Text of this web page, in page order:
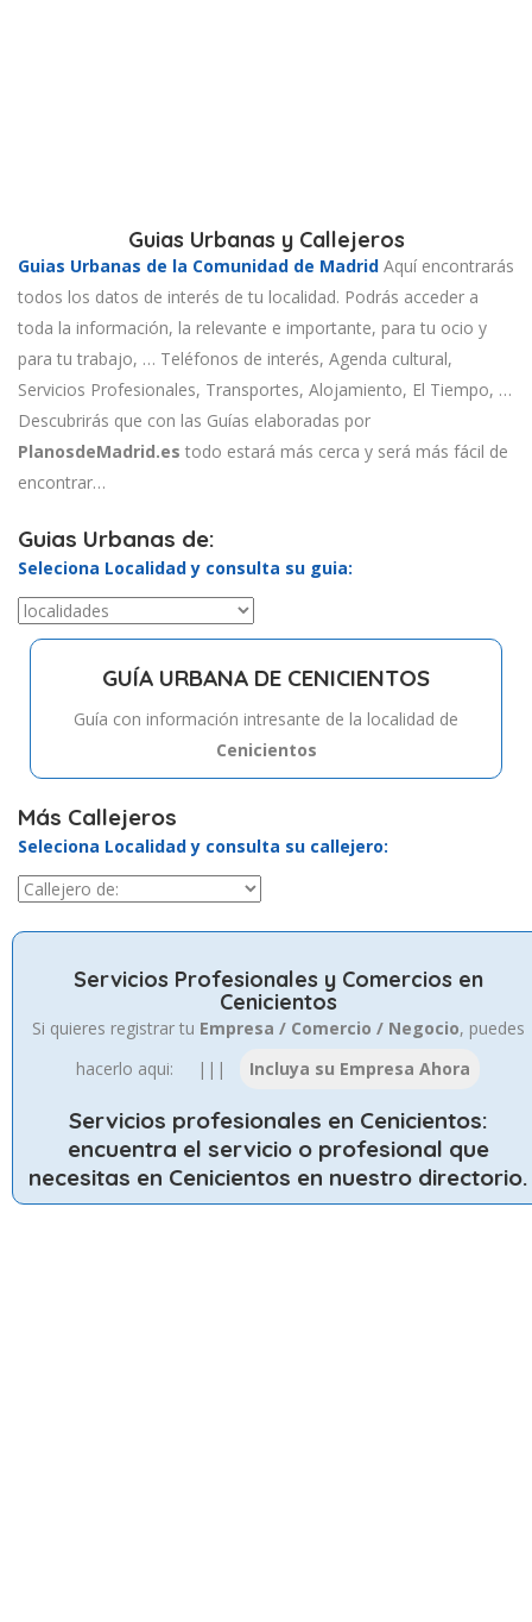
Guias Urbanas y Callejeros
Guias Urbanas de la Comunidad de Madrid Aquí encontrarás
todos los datos de interés de tu localidad. Podrás acceder a
toda la información, la relevante e importante, para tu ocio y
para tu trabajo, … Teléfonos de interés, Agenda cultural,
Servicios Profesionales, Transportes, Alojamiento, El Tiempo, …
Descubrirás que con las Guías elaboradas por
PlanosdeMadrid.es todo estará más cerca y será más fácil de
encontrar…
Guias Urbanas de:
Seleciona Localidad y consulta su guia:
GUÍA URBANA DE CENICIENTOS
Guía con información intresante de la localidad de
Cenicientos
Más Callejeros
Seleciona Localidad y consulta su callejero:
Servicios Profesionales y Comercios en
Cenicientos
Si quieres registrar tu Empresa / Comercio / Negocio, puedes
hacerlo aqui: |||
Servicios profesionales en Cenicientos:
encuentra el servicio o profesional que
necesitas en Cenicientos en nuestro directorio.